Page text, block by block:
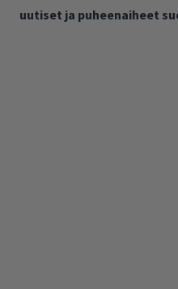
uutiset ja puheenaiheet